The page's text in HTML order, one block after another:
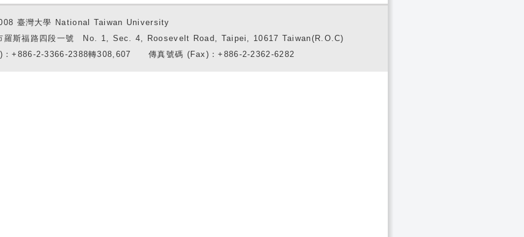
臺灣大學 National Taiwan University
羅斯福路四段一號 No. 1, Sec. 4, Roosevelt Road, Taipei, 10617 Taiwan(R.O.C)
：+886-2-3366-2388轉308,607 傳真號碼 (Fax)：+886-2-2362-6282